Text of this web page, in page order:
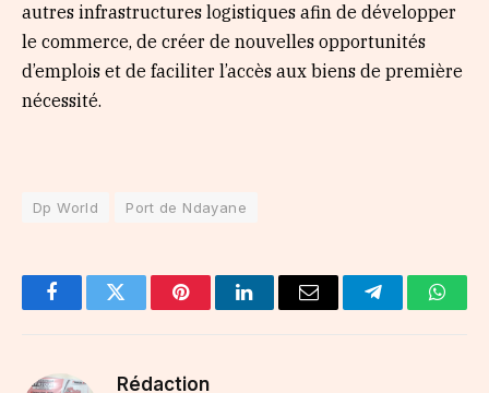
autres infrastructures logistiques afin de développer
le commerce, de créer de nouvelles opportunités
d’emplois et de faciliter l’accès aux biens de première
nécessité.
Dp World Port de Ndayane
FacebookTwitter PinterestLinkedInEmail Telegram
Rédaction